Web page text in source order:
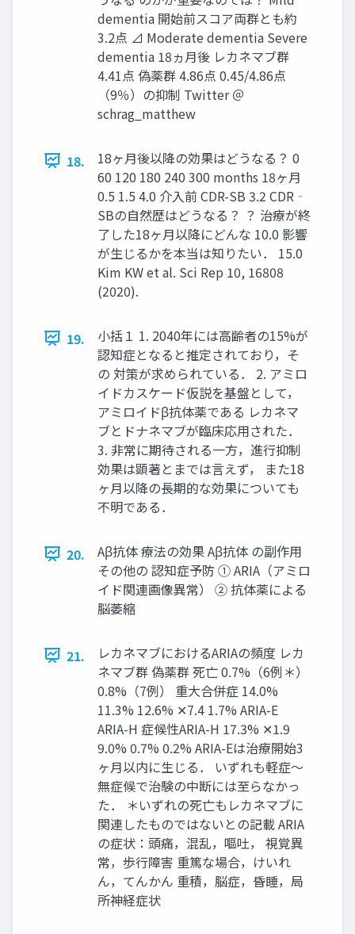
dementia 開始前スコア両群とも約
3.2点 ⊿ Moderate dementia Severe
dementia 18ヵ月後 レカネマブ群
4.41点 偽薬群 4.86点 0.45/4.86点
（9％）の抑制 Twitter ＠
schrag_matthew
18.
18ヶ月後以降の効果はどうなる？ 0
60 120 180 240 300 months 18ヶ月
0.5 1.5 4.0 介入前 CDR-SB 3.2 CDR‐
SBの自然歴はどうなる？ ？ 治療が終
了した18ヶ月以降にどんな 10.0 影響
が生じるかを本当は知りたい． 15.0
Kim KW et al. Sci Rep 10, 16808
(2020).
19.
小括１ 1. 2040年には高齢者の15%が
認知症となると推定されており，そ
の 対策が求められている． 2. アミロ
イドカスケード仮説を基盤として，
アミロイドβ抗体薬である レカネマ
ブとドナネマブが臨床応用された．
3. 非常に期待される一方，進行抑制
効果は顕著とまでは言えず， また18
ヶ月以降の長期的な効果についても
不明である．
20.
Aβ抗体 療法の効果 Aβ抗体 の副作用
その他の 認知症予防 ① ARIA（アミロ
イド関連画像異常） ② 抗体薬による
脳萎縮
21.
レカネマブにおけるARIAの頻度 レカ
ネマブ群 偽薬群 死亡 0.7%（6例＊）
0.8%（7例） 重大合併症 14.0%
11.3% 12.6% ✕7.4 1.7% ARIA-E
ARIA-H 症候性ARIA-H 17.3% ✕1.9
9.0% 0.7% 0.2% ARIA-Eは治療開始3
ヶ月以内に生じる． いずれも軽症～
無症候で治験の中断には至らなかっ
た． ＊いずれの死亡もレカネマブに
関連したものではないとの記載 ARIA
の症状：頭痛，混乱，嘔吐， 視覚異
常，歩行障害 重篤な場合，けいれ
ん，てんかん 重積，脳症，昏睡，局
所神経症状